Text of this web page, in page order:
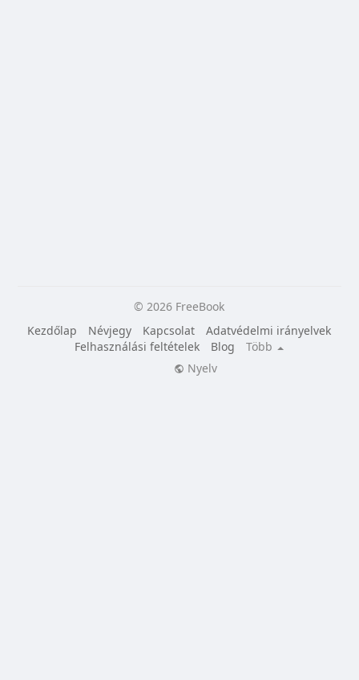
© 2026 FreeBook
Kezdőlap
Névjegy Kapcsolat
Adatvédelmi irányelvek
Felhasználási feltételek
Blog
Több
Nyelv